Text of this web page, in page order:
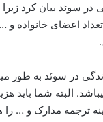
در سوئد بیان کرد
اعضای خانواده و
میباشد. البته شما باید
ترجمه مدارک و … را